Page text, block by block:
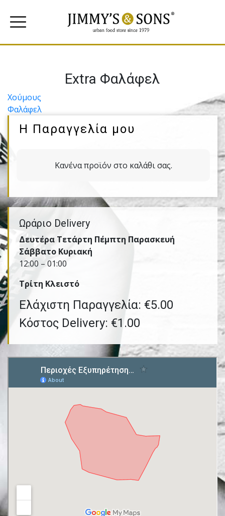
Extra Φαλάφελ
Πλοήγηση
άρθρων
Χούμους
Φαλάφελ
Η Παραγγελία μου
Κανένα προϊόν στο καλάθι σας.
Ωράριο Delivery
Δευτέρα Τετάρτη Πέμπτη Παρασκευή
Σάββατο Κυριακή
12:00 – 01:00
Τρίτη Kλειστό
Ελάχιστη Παραγγελία: €5.00
Κόστος Delivery: €1.00